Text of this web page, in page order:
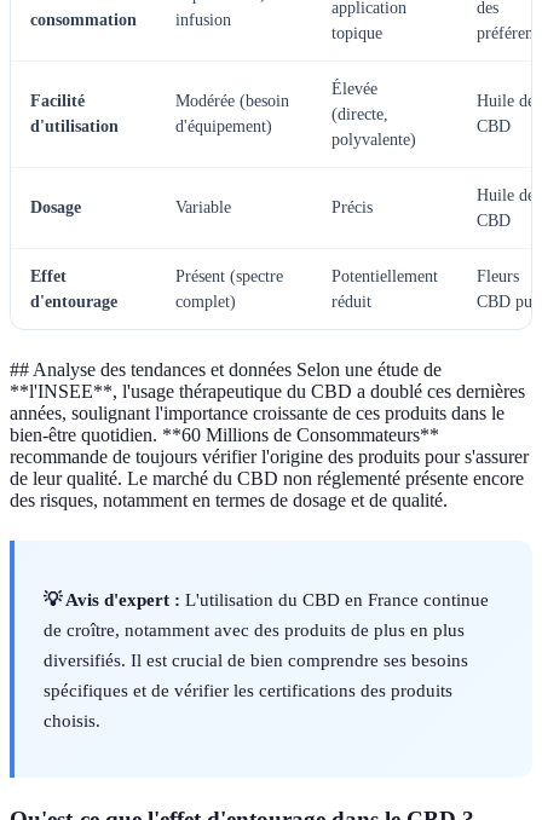
consommation
infusion
application
topique
des
Facilité
d'utilisation
Modérée (besoin
d'équipement)
Élevée
(directe,
polyvalente)
Huile de
CBD
Dosage Variable Précis
Huile de
CBD
Effet
d'entourage
Présent (spectre
complet)
Potentiellement
réduit
Fleurs
CBD pur
## Analyse des tendances et données Selon une étude de
**l'INSEE**, l'usage thérapeutique du CBD a doublé ces dernières
années, soulignant l'importance croissante de ces produits dans le
bien-être quotidien. **60 Millions de Consommateurs**
recommande de toujours vérifier l'origine des produits pour s'assurer
de leur qualité. Le marché du CBD non réglementé présente encore
des risques, notamment en termes de dosage et de qualité.
💡 Avis d'expert : L'utilisation du CBD en France continue
de croître, notamment avec des produits de plus en plus
diversifiés. Il est crucial de bien comprendre ses besoins
spécifiques et de vérifier les certifications des produits
choisis.